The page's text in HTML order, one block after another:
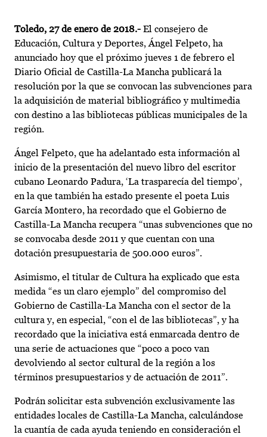
Toledo, 27 de enero de 2018.- El consejero de
Educación, Cultura y Deportes, Ángel Felpeto, ha
anunciado hoy que el próximo jueves 1 de febrero el
Diario Oficial de Castilla-La Mancha publicará la
resolución por la que se convocan las subvenciones para
la adquisición de material bibliográfico y multimedia
con destino a las bibliotecas públicas municipales de la
región.
Ángel Felpeto, que ha adelantado esta información al
inicio de la presentación del nuevo libro del escritor
cubano Leonardo Padura, ‘La trasparecía del tiempo’,
en la que también ha estado presente el poeta Luis
García Montero, ha recordado que el Gobierno de
Castilla-La Mancha recupera “unas subvenciones que no
se convocaba desde 2011 y que cuentan con una
dotación presupuestaria de 500.000 euros”.
Asimismo, el titular de Cultura ha explicado que esta
medida “es un claro ejemplo” del compromiso del
Gobierno de Castilla-La Mancha con el sector de la
cultura y, en especial, “con el de las bibliotecas”, y ha
recordado que la iniciativa está enmarcada dentro de
una serie de actuaciones que “poco a poco van
devolviendo al sector cultural de la región a los
términos presupuestarios y de actuación de 2011”.
Podrán solicitar esta subvención exclusivamente las
entidades locales de Castilla-La Mancha, calculándose
la cuantía de cada ayuda teniendo en consideración el